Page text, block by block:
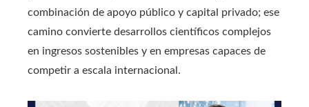
combinación de apoyo público y capital privado; ese
camino convierte desarrollos científicos complejos
en ingresos sostenibles y en empresas capaces de
competir a escala internacional.